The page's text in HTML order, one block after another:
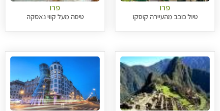
פרו
טיול כוכב מהעיירה קוסקו
פרו
טיסה מעל קווי נאסקה